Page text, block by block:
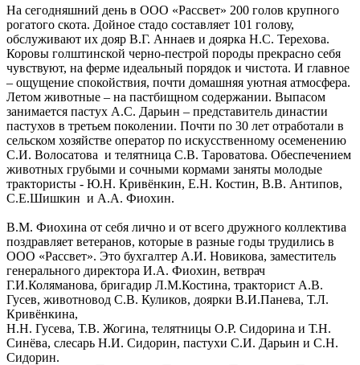
На сегодняшний день в ООО «Рассвет» 200 голов крупного
рогатого скота. Дойное стадо составляет 101 голову,
обслуживают их дояр В.Г. Аннаев и доярка Н.С. Терехова.
Коровы голштинской черно-пестрой породы прекрасно себя
чувствуют, на ферме идеальный порядок и чистота. И главное
– ощущение спокойствия, почти домашняя уютная атмосфера.
Летом животные – на пастбищном содержании. Выпасом
занимается пастух А.С. Дарьин – представитель династии
пастухов в третьем поколении. Почти по 30 лет отработали в
сельском хозяйстве оператор по искусственному осеменению
С.И. Волосатова и телятница С.В. Тароватова. Обеспечением
животных грубыми и сочными кормами заняты молодые
трактористы - Ю.Н. Кривёнкин, Е.Н. Костин, В.В. Антипов,
С.Е.Шишкин и А.А. Фиохин.
В.М. Фиохина от себя лично и от всего дружного коллектива
поздравляет ветеранов, которые в разные годы трудились в
ООО «Рассвет». Это бухгалтер А.И. Новикова, заместитель
генерального директора И.А. Фиохин, ветврач
Г.И.Коляманова, бригадир Л.М.Костина, тракторист А.В.
Гусев, животновод С.В. Куликов, доярки В.И.Панева, Т.Л.
Кривёнкина,
Н.Н. Гусева, Т.В. Жогина, телятницы О.Р. Сидорина и Т.Н.
Синёва, слесарь Н.И. Сидорин, пастухи С.И. Дарьин и С.Н.
Сидорин.